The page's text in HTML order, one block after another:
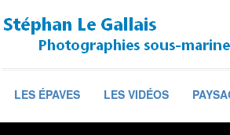
LES ÉPAVES LES VIDÉOS